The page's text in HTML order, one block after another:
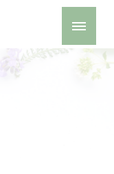
（アロコム）
覚反応分析を使ったお
します。お悩みに合わ